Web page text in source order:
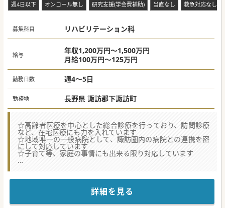
週4日以下 オンコール無し 研究支援(学会費補助) 当直なし 救急対応なし
募集科目 リハビリテーション科
給与
年収1,200万円～1,500万円
月給100万円～125万円
勤務日数 週4～5日
勤務地 長野県 諏訪郡下諏訪町
☆高齢者医療を中心とした総合診療を行っており、訪問診療
など、在宅医療にも力を入れています
☆地域唯一の一般病院として、諏訪圏内の病院との連携を密
にして対応しています
☆子育て等、家庭の事情にも出来る限り対応しています
内科系の医師を増員し体制強化を図りたいというご意向で
県外からお越しの医師も活躍していますので地域医療にご興
味ある方はお気軽にお問い合わせください！
詳細を見る